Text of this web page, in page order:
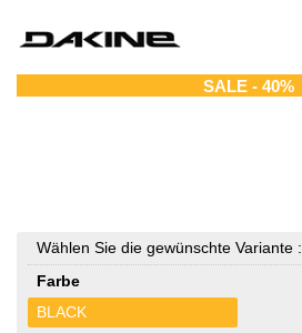
SALE - 40%
Wählen Sie die gewünschte Variante :
Farbe
BLACK